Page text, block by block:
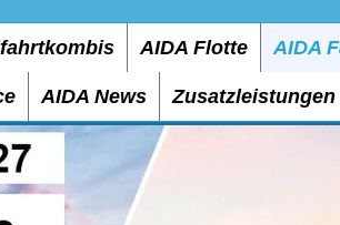
AIDA Flotte AIDA
AIDA News Zusatzleistungen